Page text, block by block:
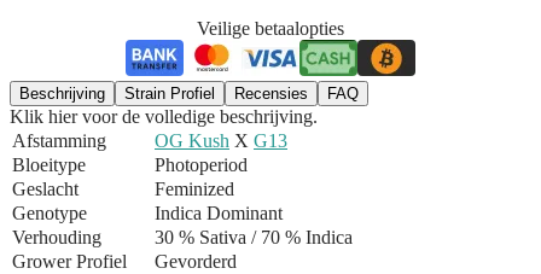
Veilige betaalopties
Beschrijving Strain Profiel Recensies FAQ
Klik hier voor de volledige beschrijving.
Afstamming
OG Kush X G13
Bloeitype
Photoperiod
Geslacht
Feminized
Genotype
Indica Dominant
Verhouding
30 % Sativa / 70 % Indica
Grower Profiel
Gevorderd